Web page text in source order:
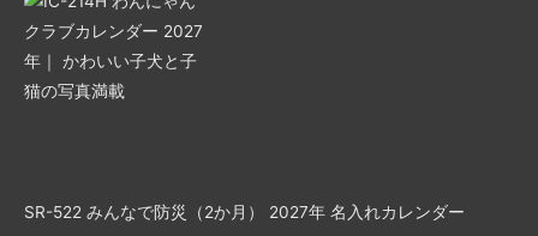
SR-522 みんなで防災（2か月） 2027年 名入れカレンダー